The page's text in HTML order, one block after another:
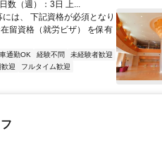
数（週）：3日 上...
は、 下記資格が必須となり
留資格（就労ビザ） を保有
車通勤OK 経験不問
未経験者歓迎
迎
フルタイム歓迎